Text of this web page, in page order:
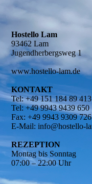
Hostello Lam
93462 Lam
Jugendherbergsweg 1
www.hostello-lam.de
KONTAKT
Tel: +49 151 184 89 413
Tel: +49 9943 9439 650
Fax: +49 9943 9309 726
E-Mail: info@hostello-
REZEPTION
Montag bis Sonntag
07:00 – 22:00 Uhr